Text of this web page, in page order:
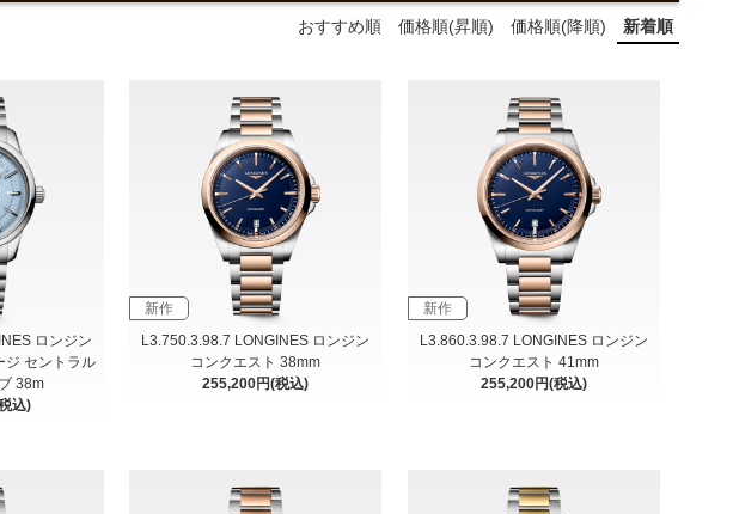
おすすめ順 価格順(昇順) 価格順(降順) 新着順
ロンジン
ジ セントラル
38m
込)
新作
L3.750.3.98.7 LONGINES ロンジン
コンクエスト 38mm
255,200円(税込)
新作
L3.860.3.98.7 LONGINES ロンジン
コンクエスト 41mm
255,200円(税込)